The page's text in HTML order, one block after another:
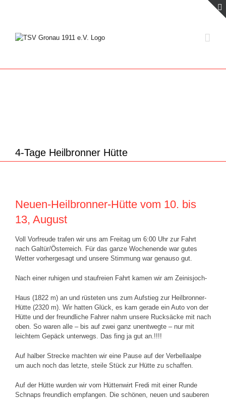
4-Tage Heilbronner Hütte
Neuen-Heilbronner-Hütte vom 10. bis
13, August
Voll Vorfreude trafen wir uns am Freitag um 6:00 Uhr zur Fahrt
nach Galtür/Österreich. Für das ganze Wochenende war gutes
Wetter vorhergesagt und unsere Stimmung war genauso gut.
Nach einer ruhigen und staufreien Fahrt kamen wir am Zeinisjoch-
Haus (1822 m) an und rüsteten uns zum Aufstieg zur Heilbronner-
Hütte (2320 m). Wir hatten Glück, es kam gerade ein Auto von der
Hütte und der freundliche Fahrer nahm unsere Rucksäcke mit nach
oben. So waren alle – bis auf zwei ganz unentwegte – nur mit
leichtem Gepäck unterwegs. Das fing ja gut an.!!!!
Auf halber Strecke machten wir eine Pause auf der Verbellaalpe
um auch noch das letzte, steile Stück zur Hütte zu schaffen.
Auf der Hütte wurden wir vom Hüttenwirt Fredi mit einer Runde
Schnaps freundlich empfangen. Die schönen, neuen und sauberen